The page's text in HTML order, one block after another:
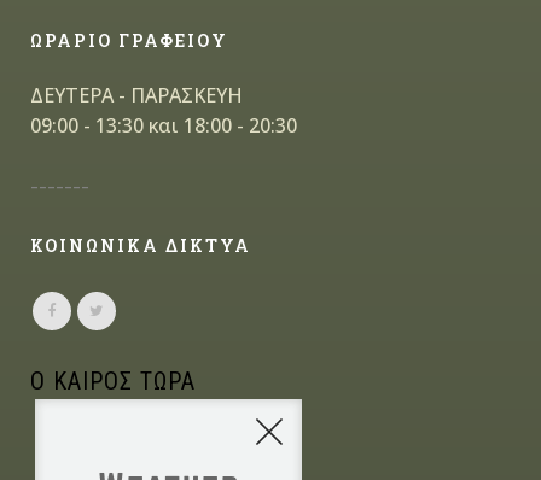
ΩΡΑΡΙΟ ΓΡΑΦΕΙΟΥ
ΔΕΥΤΕΡΑ - ΠΑΡΑΣΚΕΥΗ
09:00 - 13:30 και 18:00 - 20:30
-------
ΚΟΙΝΩΝΙΚΑ ΔΙΚΤΥΑ
Ο ΚΑΙΡΟΣ ΤΩΡΑ